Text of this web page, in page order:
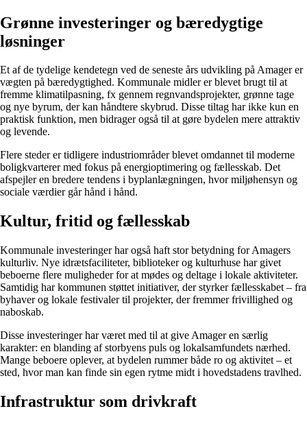
Grønne investeringer og bæredygtige
løsninger
Et af de tydelige kendetegn ved de seneste års udvikling på Amager er
vægten på bæredygtighed. Kommunale midler er blevet brugt til at
fremme klimatilpasning, fx gennem regnvandsprojekter, grønne tage
og nye byrum, der kan håndtere skybrud. Disse tiltag har ikke kun en
praktisk funktion, men bidrager også til at gøre bydelen mere attraktiv
og levende.
Flere steder er tidligere industriområder blevet omdannet til moderne
boligkvarterer med fokus på energioptimering og fællesskab. Det
afspejler en bredere tendens i byplanlægningen, hvor miljøhensyn og
sociale værdier går hånd i hånd.
Kultur, fritid og fællesskab
Kommunale investeringer har også haft stor betydning for Amagers
kulturliv. Nye idrætsfaciliteter, biblioteker og kulturhuse har givet
beboerne flere muligheder for at mødes og deltage i lokale aktiviteter.
Samtidig har kommunen støttet initiativer, der styrker fællesskabet – fra
byhaver og lokale festivaler til projekter, der fremmer frivillighed og
naboskab.
Disse investeringer har været med til at give Amager en særlig
karakter: en blanding af storbyens puls og lokalsamfundets nærhed.
Mange beboere oplever, at bydelen rummer både ro og aktivitet – et
sted, hvor man kan finde sin egen rytme midt i hovedstadens travlhed.
Infrastruktur som drivkraft